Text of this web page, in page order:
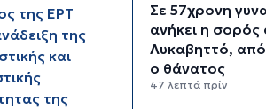
της ΕΡΤ
της
και
της
Σε 57χρονη
ανήκει η σορός
Λυκαβηττό,
ο θάνατος
47 λεπτά πρίν